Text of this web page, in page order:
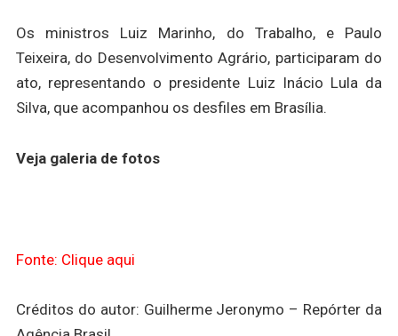
Os ministros Luiz Marinho, do Trabalho, e Paulo
Teixeira, do Desenvolvimento Agrário, participaram do
ato, representando o presidente Luiz Inácio Lula da
Silva, que acompanhou os desfiles em Brasília.
Veja galeria de fotos
Fonte: Clique aqui
Créditos do autor: Guilherme Jeronymo – Repórter da